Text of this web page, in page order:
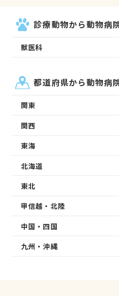
診療動物から動物病
獣医科
都道府県から動物病
関東
関西
東海
北海道
東北
甲信越・北陸
中国・四国
九州・沖縄